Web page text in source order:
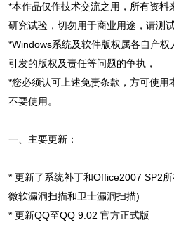
*本作品仅作技术交流之用，所有资料
研究试验，切勿用于商业用途，请测
*Windows系统及软件版权属各自产
引发的版权及责任等问题的争执，
*您必须认可上述免责条款，方可使用
不要使用。
一、主要更新：
* 更新了系统补丁和Office2007 SP2
微软漏洞扫描和卫士漏洞扫描)
* 更新QQ至QQ 9.02 官方正式版